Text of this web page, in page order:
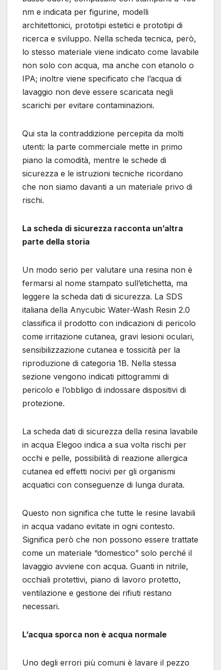
nm e indicata per figurine, modelli
architettonici, prototipi estetici e prototipi di
ricerca e sviluppo. Nella scheda tecnica, però,
lo stesso materiale viene indicato come lavabile
non solo con acqua, ma anche con etanolo o
IPA; inoltre viene specificato che l’acqua di
lavaggio non deve essere scaricata negli
scarichi per evitare contaminazioni.
Qui sta la contraddizione percepita da molti
utenti: la parte commerciale mette in primo
piano la comodità, mentre le schede di
sicurezza e le istruzioni tecniche ricordano
che non siamo davanti a un materiale privo di
rischi.
La scheda di sicurezza racconta un’altra
parte della storia
Un modo serio per valutare una resina non è
fermarsi al nome stampato sull’etichetta, ma
leggere la scheda dati di sicurezza. La SDS
italiana della Anycubic Water-Wash Resin 2.0
classifica il prodotto con indicazioni di pericolo
come irritazione cutanea, gravi lesioni oculari,
sensibilizzazione cutanea e tossicità per la
riproduzione di categoria 1B. Nella stessa
sezione vengono indicati pittogrammi di
pericolo e l’obbligo di indossare dispositivi di
protezione.
La scheda dati di sicurezza della resina lavabile
in acqua Elegoo indica a sua volta rischi per
occhi e pelle, possibilità di reazione allergica
cutanea ed effetti nocivi per gli organismi
acquatici con conseguenze di lunga durata.
Questo non significa che tutte le resine lavabili
in acqua vadano evitate in ogni contesto.
Significa però che non possono essere trattate
come un materiale “domestico” solo perché il
lavaggio avviene con acqua. Guanti in nitrile,
occhiali protettivi, piano di lavoro protetto,
ventilazione e gestione dei rifiuti restano
necessari.
L’acqua sporca non è acqua normale
Uno degli errori più comuni è lavare il pezzo